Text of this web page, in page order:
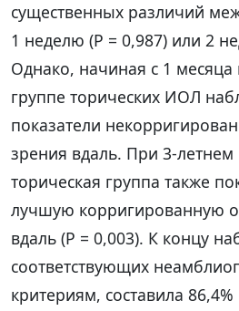
существенных различий
1 неделю (P = 0,987) или 2
Однако, начиная с 1
группе торических ИОЛ
показатели
зрения вдаль. При 3-
торическая группа также
лучшую корригированную
вдаль (P = 0,003). К концу
соответствующих
критериям, составила